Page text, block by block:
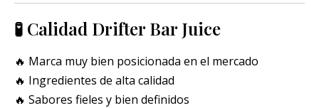
🧪 Calidad Drifter Bar Juice
🔥 Marca muy bien posicionada en el mercado
🔥 Ingredientes de alta calidad
🔥 Sabores fieles y bien definidos